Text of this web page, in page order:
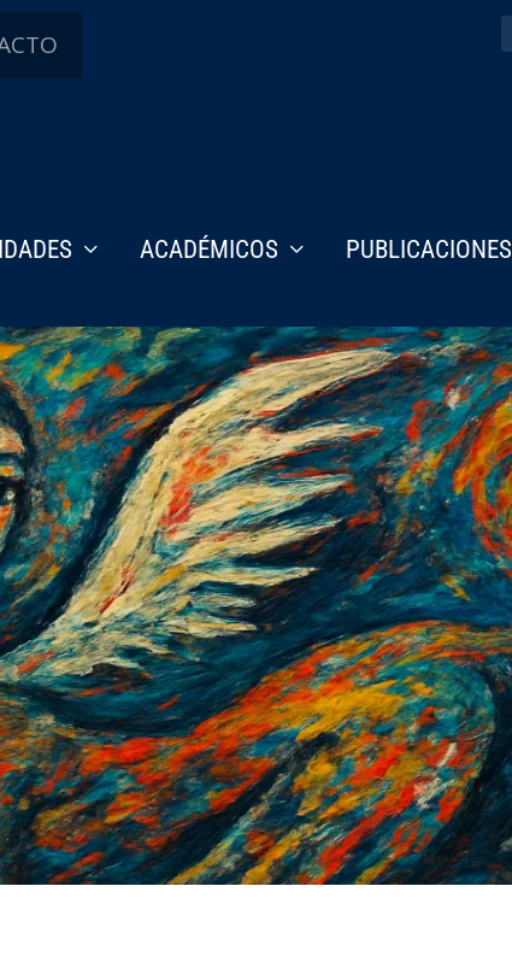
ACADÉMICOS PUBLICACIONES